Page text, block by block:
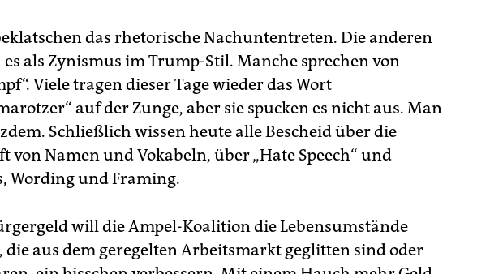
das rhetorische Nachuntentreten. Die anderen
als Zynismus im Trump-Stil. Manche sprechen von
Viele tragen dieser Tage wieder das Wort
auf der Zunge, aber sie spucken es nicht aus. Man
Schließlich wissen heute alle Bescheid über die
von Namen und Vokabeln, über „Hate Speech“ und
Wording und Framing.
will die Ampel-Koalition die Lebensumstände
die aus dem geregelten Arbeitsmarkt geglitten sind oder